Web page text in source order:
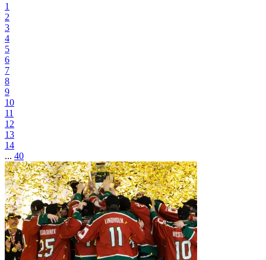
1
2
3
4
5
6
7
8
9
10
11
12
13
14
... 40